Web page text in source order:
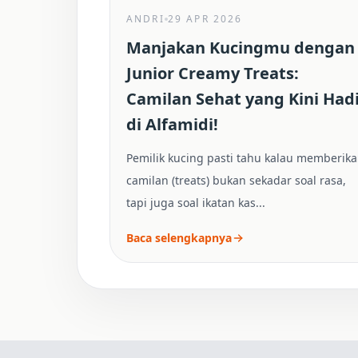
ANDRI 29 APR 2026
Manjakan Kucingmu dengan
Junior Creamy Treats:
Camilan Sehat yang Kini
di Alfamidi!
Pemilik kucing pasti tahu kalau
camilan (treats) bukan sekadar soal rasa,
tapi juga soal ikatan kas...
Baca selengkapnya